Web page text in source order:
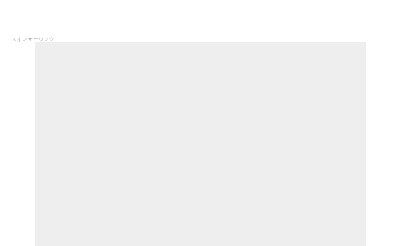
スポンサーリンク